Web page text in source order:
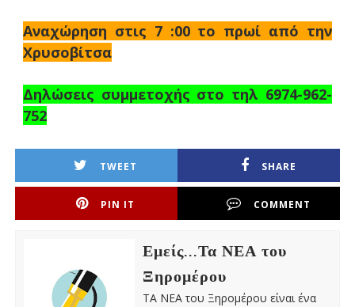
Αναχώρηση στις 7 :00 το πρωί από την
Χρυσοβίτσα
Δηλώσεις συμμετοχής στο τηλ 6974-962-
752
TWEET SHARE
PIN IT COMMENT
Εμείς...Τα ΝΕΑ του
Ξηρομέρου
ΤΑ ΝΕΑ του Ξηρομέρου είναι ένα